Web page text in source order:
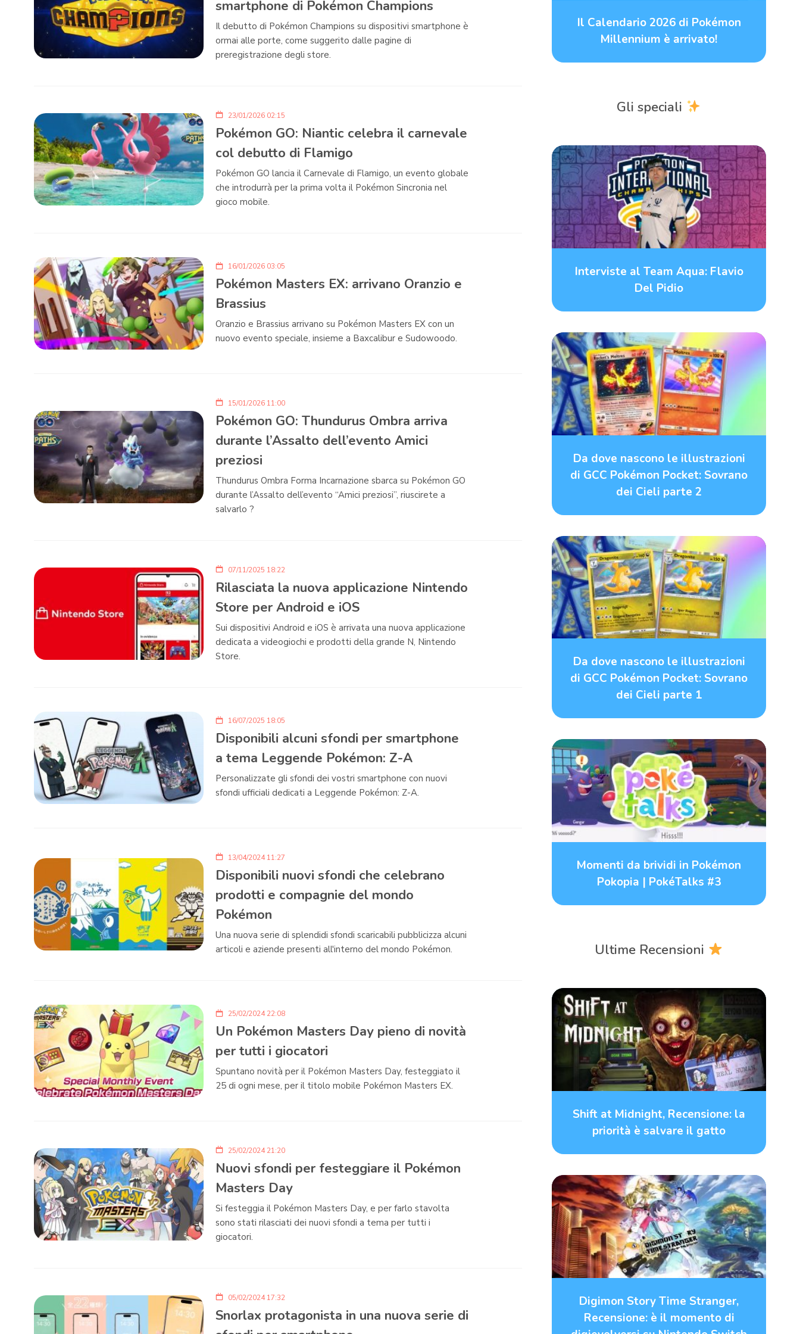
smartphone di Pokémon Champions
Il debutto di Pokémon Champions su dispositivi smartphone è
ormai alle porte, come suggerito dalle pagine di
preregistrazione degli store.
23/01/2026 02:15
Pokémon GO: Niantic celebra il carnevale
col debutto di Flamigo
Pokémon GO lancia il Carnevale di Flamigo, un evento globale
che introdurrà per la prima volta il Pokémon Sincronia nel
gioco mobile.
16/01/2026 03:05
Pokémon Masters EX: arrivano Oranzio e
Brassius
Oranzio e Brassius arrivano su Pokémon Masters EX con un
nuovo evento speciale, insieme a Baxcalibur e Sudowoodo.
15/01/2026 11:00
Pokémon GO: Thundurus Ombra arriva
durante l’Assalto dell’evento Amici
preziosi
Thundurus Ombra Forma Incarnazione sbarca su Pokémon GO
durante l’Assalto dell’evento “Amici preziosi”, riuscirete a
salvarlo ?
07/11/2025 18:22
Rilasciata la nuova applicazione Nintendo
Store per Android e iOS
Sui dispositivi Android e iOS è arrivata una nuova applicazione
dedicata a videogiochi e prodotti della grande N, Nintendo
Store.
16/07/2025 18:05
Disponibili alcuni sfondi per smartphone
a tema Leggende Pokémon: Z-A
Personalizzate gli sfondi dei vostri smartphone con nuovi
sfondi ufficiali dedicati a Leggende Pokémon: Z-A.
13/04/2024 11:27
Disponibili nuovi sfondi che celebrano
prodotti e compagnie del mondo
Pokémon
Una nuova serie di splendidi sfondi scaricabili pubblicizza alcuni
articoli e aziende presenti all'interno del mondo Pokémon.
25/02/2024 22:08
Un Pokémon Masters Day pieno di novità
per tutti i giocatori
Spuntano novità per il Pokémon Masters Day, festeggiato il
25 di ogni mese, per il titolo mobile Pokémon Masters EX.
25/02/2024 21:20
Nuovi sfondi per festeggiare il Pokémon
Masters Day
Si festeggia il Pokémon Masters Day, e per farlo stavolta
sono stati rilasciati dei nuovi sfondi a tema per tutti i
giocatori.
05/02/2024 17:32
Snorlax protagonista in una nuova serie di
Il Calendario 2026 di Pokémon
Millennium è arrivato!
Gli speciali
Interviste al Team Aqua: Flavio
Del Pidio
Da dove nascono le illustrazioni
di GCC Pokémon Pocket: Sovrano
dei Cieli parte 2
Da dove nascono le illustrazioni
di GCC Pokémon Pocket: Sovrano
dei Cieli parte 1
Momenti da brividi in Pokémon
Pokopia | PokéTalks #3
Ultime Recensioni
Shift at Midnight, Recensione: la
priorità è salvare il gatto
Digimon Story Time Stranger,
Recensione: è il momento di